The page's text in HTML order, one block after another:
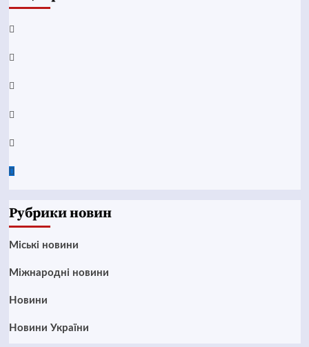
Facebook
YouTube
Telegram
Instagram
Twitter
Google
Рубрики новин
Mіські новини
Міжнародні новини
Новини
Новини України